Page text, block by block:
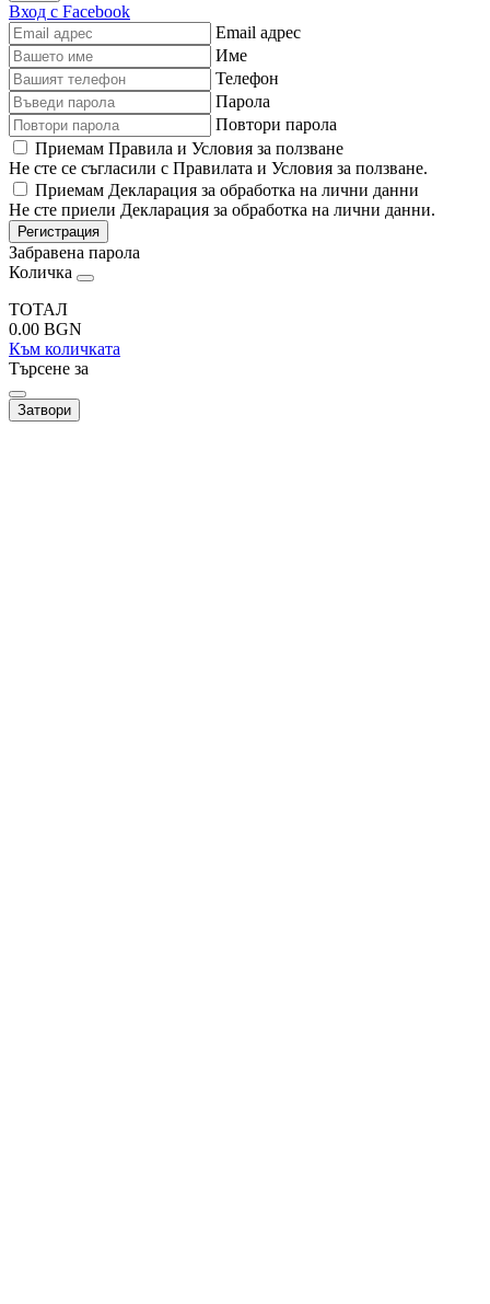
Вход с Facebook
Email адрес
Име
Телефон
Парола
Повтори парола
Приемам Правила и Условия за ползване
Не сте се съгласили с Правилата и Условия за ползване.
Приемам Декларация за обработка на лични данни
Не сте приели Декларация за обработка на лични данни.
Регистрация
Забравена парола
Количка
ТОТАЛ
0.00 BGN
Към количката
Търсене за
Затвори